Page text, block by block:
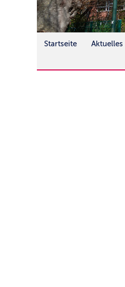
Startseite Aktuelles